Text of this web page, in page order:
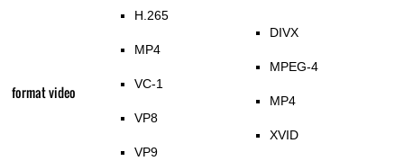
format video
H.265
MP4
VC-1
VP8
VP9
DIVX
MPEG-4
MP4
XVID